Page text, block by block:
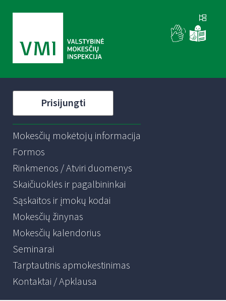
Prisijungti
Mokesčių mokėtojų informacija
Formos
Rinkmenos / Atviri duomenys
Skaičiuoklės ir pagalbininkai
Sąskaitos ir įmokų kodai
Mokesčių žinynas
Mokesčių kalendorius
Seminarai
Tarptautinis apmokestinimas
Kontaktai / Apklausa